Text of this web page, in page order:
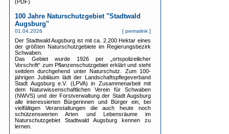
(PDF)
100 Jahre Naturschutzgebiet "Stadtwald
Augsburg"
[permalink ]
01.04.2026
Der Stadtwald Augsburg ist mit ca. 2.200 Hektar eines
der größten Naturschutzgebiete im Regierungsbezirk
Schwaben.
Das Gebiet wurde 1926 per „ortspolizeilicher
Vorschrift“ zum Pflanzenschutzgebiet erklärt und steht
seitdem durchgehend unter Naturschutz. Zum 100-
jährigen Jubiläum lädt der Landschaftspflegeverband
Stadt Augsburg e.V. (LPVA) in Zusammenarbeit mit
dem Naturwissenschaftlichen Verein für Schwaben
(NWVS) und der Forstverwaltung der Stadt Augsburg
alle interessierten Bürgerinnen und Bürger ein, bei
vielfältigen Veranstaltungen die auch heute noch
schützenswerten Arten und Lebensräume im
Naturschutzgebiet Stadtwald Augsburg kennen zu
lernen.